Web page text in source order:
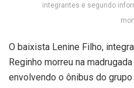
integrantes e segundo
O baixista Lenine Filho,
Reginho morreu na
envolvendo o ônibus do